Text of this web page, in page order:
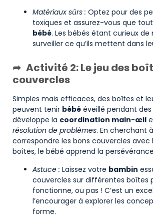
Matériaux sûrs : Optez pour des
toxiques et assurez-vous que
bébé. Les bébés étant curieux de
surveiller ce qu’ils mettent dans
Activité 2: Le jeu des
couvercles
Simples mais efficaces, des boîtes et
peuvent tenir bébé éveillé pendant des
développe la coordination main-œil
résolution de problèmes. En cherchant
correspondre les bons couvercles avec
boîtes, le bébé apprend la
Astuce : Laissez votre bambin
couvercles sur différentes boîtes
fonctionne, ou pas ! C’est un
l’encourager à explorer les
forme.